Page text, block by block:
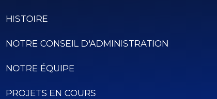
HISTOIRE
NOTRE CONSEIL D'ADMINISTRATION
NOTRE ÉQUIPE
PROJETS EN COURS